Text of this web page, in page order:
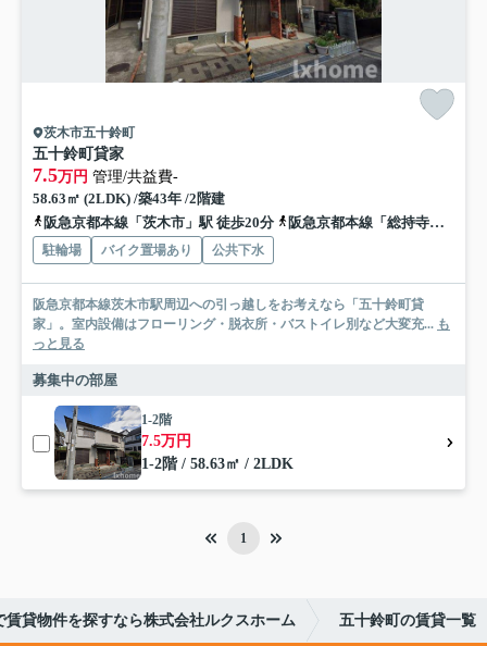
茨木市五十鈴町
五十鈴町貸家
7.5万円 管理/共益費-
58.63㎡ (2LDK) /築43年 /2階建
阪急京都本線「茨木市」駅 徒歩20分
阪急京都本線「総持寺」駅 徒歩23分
駐輪場 バイク置場あり 公共下水
阪急京都本線茨木市駅周辺への引っ越しをお考えなら「五十鈴町貸
家」。室内設備はフローリング・脱衣所・バストイレ別など大変充... も
っと見る
募集中の部屋
1-2階
7.5万円
1-2階 / 58.63㎡ / 2LDK
1
賃貸物件を探すなら株式会社ルクスホーム 五十鈴町の賃貸一覧